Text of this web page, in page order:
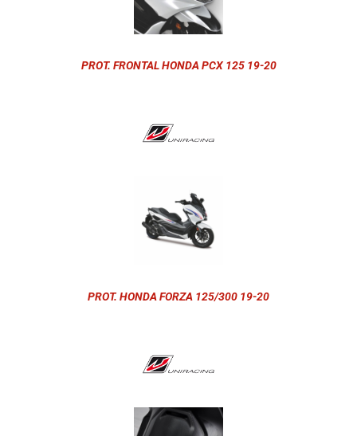
PROT. FRONTAL HONDA PCX 125 19-20
PROT. HONDA FORZA 125/300 19-20